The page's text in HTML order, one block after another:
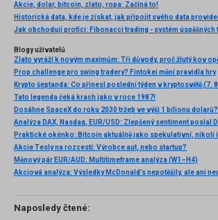
Akcie, dolar, bitcoin, zlato, ropa: Začíná to!
Blogy uživatelů
Prop challenge pro swing tradery? Fintokei mění pravidla hry
Tato legenda čeká krach jako v roce 1987!
Dosáhne SpaceX do roku 2030 tržeb ve výši 1 bilionu dolarů?
Akcie Tesly na rozcestí: Výrobce aut, nebo startup?
Měnový pár EUR/AUD: Multitimeframe analýza (W1–H4)
Naposledy čtené: